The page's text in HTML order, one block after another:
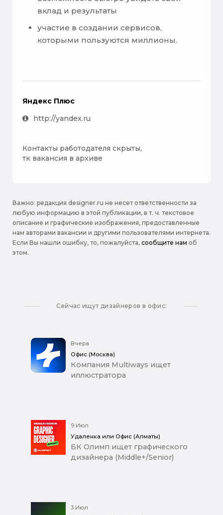
вклад и результаты
участие в создании сервисов,
которыми пользуются миллионы.
Яндекс Плюс
http://yandex.ru
Контакты работодателя скрыты,
тк вакансия в архиве
Важно: pедакция designer.ru не несет ответственности за
любую информацию в этой публикации, в т. ч. текстовое
описание и графические изображения, предоставленные
нам авторами вакансии и другими пользователями интернета.
Если Вы нашли ошибку, то, пожалуйста, сообщите нам об
этом.
Сейчас ищут дизайнеров в офис:
Вчера
Офис (Москва)
Компания Multiways ищет
иллюстратора
9 Июл
Удаленка или Офис (Алматы)
БК Олимп ищет графического
дизайнера (Middle+/Senior)
3 Июл